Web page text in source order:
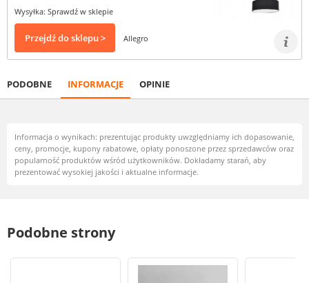
Wysyłka: Sprawdź w sklepie
Przejdź do sklepu > Allegro
PODOBNE INFORMACJE OPINIE
Informacja o wynikach: prezentując produkty uwzględniamy ich dopasowanie,
ceny, promocje, kupony rabatowe, opłaty ponoszone przez sprzedawców oraz
popularność produktów wśród użytkowników. Dokładamy starań, aby
prezentować wysokiej jakości i aktualne informacje.
Podobne strony